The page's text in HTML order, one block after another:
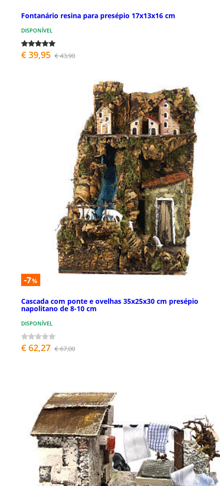
Fontanário resina para presépio 17x13x16 cm
DISPONÍVEL
€ 39,95 € 43,90
-7%
Cascada com ponte e ovelhas 35x25x30 cm presépio
napolitano de 8-10 cm
DISPONÍVEL
€ 62,27 € 67,00